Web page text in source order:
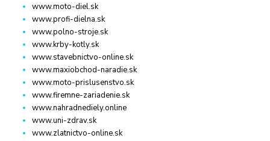
www.moto-diel.sk
www.profi-dielna.sk
www.polno-stroje.sk
www.krby-kotly.sk
www.stavebnictvo-online.sk
www.maxiobchod-naradie.sk
www.moto-prislusenstvo.sk
www.firemne-zariadenie.sk
www.nahradnediely.online
www.uni-zdrav.sk
www.zlatnictvo-online.sk